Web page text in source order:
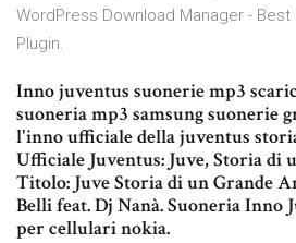
WordPress Download Manager -
Plugin.
Inno juventus suonerie mp3
suoneria mp3 samsung suonerie
l'inno ufficiale della juventus
Ufficiale Juventus: Juve, Storia di
Titolo: Juve Storia di un Grande
Belli feat. Dj Nanà. Suoneria Inno
per cellulari nokia.